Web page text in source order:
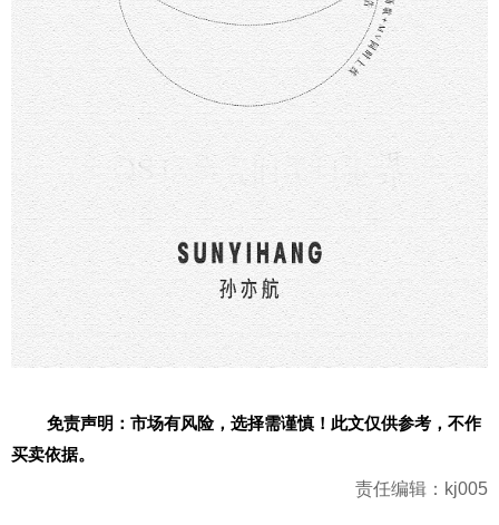
免责声明：市场有风险，选择需谨慎！此文仅供参考，不作
买卖依据。
责任编辑：kj005